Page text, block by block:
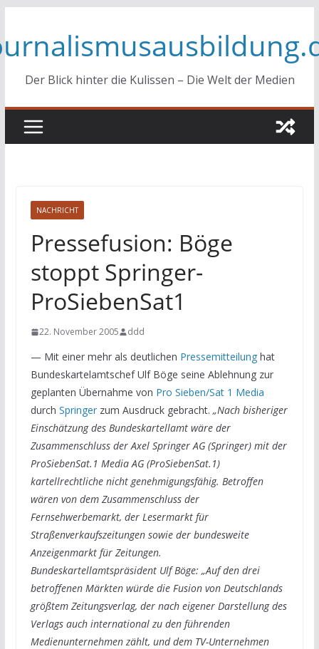
springen
Der Blick hinter die Kulissen – Die Welt der Medien
NACHRICHT
Pressefusion: Böge
stoppt Springer-
ProSiebenSat1
22. November 2005 ddd
— Mit einer mehr als deutlichen Pressemitteilunghat
Bundeskartelamtschef Ulf Böge seine Ablehnung zur
geplanten Übernahme von Pro Sieben/Sat 1 Media
durch Springerzum Ausdruck gebracht. „Nach bisheriger
Einschätzung des Bundeskartellamt wäre der
Zusammenschluss der Axel Springer AG (Springer) mit der
ProSiebenSat.1 Media AG (ProSiebenSat.1)
kartellrechtliche nicht genehmigungsfähig. Betroffen
wären von dem Zusammenschluss der
Fernsehwerbemarkt, der Lesermarkt für
Straßenverkaufszeitungen sowie der bundesweite
Anzeigenmarkt für Zeitungen.
Bundeskartellamtspräsident Ulf Böge: „Auf den drei
betroffenen Märkten würde die Fusion von Deutschlands
größtem Zeitungsverlag, der nach eigener Darstellung des
Verlags auch international zu den führenden
Medienunternehmen zählt, und dem TV-Unternehmen